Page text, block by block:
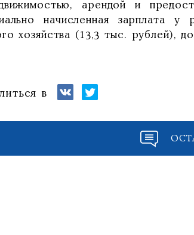
арендой и
начисленная зарплата
хозяйства (13,3 тыс. рублей),
в